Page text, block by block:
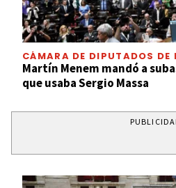
CÁMARA DE DIPUTADOS DE
Martín Menem mandó a
que usaba Sergio Massa